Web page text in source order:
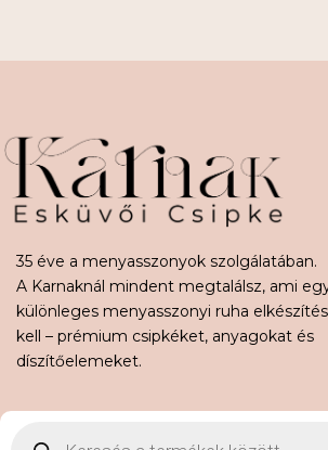
35 éve a menyasszonyok szolgálatában.
A Karnaknál mindent megtalálsz, ami
különleges menyasszonyi ruha
kell – prémium csipkéket, anyagokat és
díszítőelemeket.